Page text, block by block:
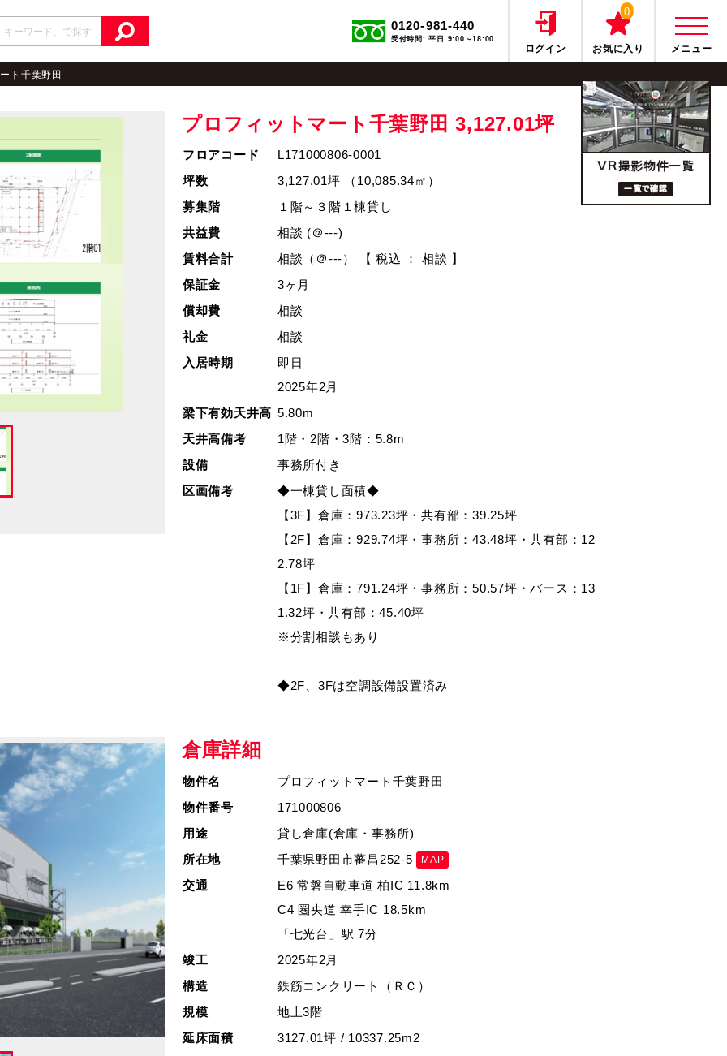
0120-981-440
受付時間: 平日 9:00～18:00
ログイン
0
お気に入り メニュー
ト千葉野田
プロフィットマート千葉野田3,127.01坪
フロアコード
L171000806-0001
坪数
3,127.01坪 （10,085.34㎡）
募集階
１階～３階１棟貸し
共益費
相談 (＠---)
賃料合計
相談（＠---）
【 税込 ： 相談 】
保証金
3ヶ月
償却費
相談
礼金
相談
入居時期
即日
2025年2月
梁下有効天井高 5.80m
天井高備考
1階・2階・3階：5.8m
設備
事務所付き
区画備考
◆一棟貸し面積◆
【3F】倉庫：973.23坪・共有部：39.25坪
【2F】倉庫：929.74坪・事務所：43.48坪・共有部：12
2.78坪
【1F】倉庫：791.24坪・事務所：50.57坪・バース：13
1.32坪・共有部：45.40坪
※分割相談もあり
◆2F、3Fは空調設備設置済み
倉庫詳細
物件名
プロフィットマート千葉野田
物件番号
171000806
用途
貸し倉庫(倉庫・事務所)
所在地
千葉県野田市蕃昌252-5 MAP
交通
E6 常磐自動車道 柏IC 11.8km
C4 圏央道 幸手IC 18.5km
「七光台」駅 7分
竣工
2025年2月
構造
鉄筋コンクリート（ＲＣ）
規模
地上3階
延床面積
3127.01坪 / 10337.25m2